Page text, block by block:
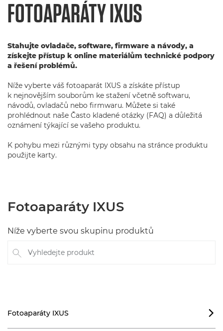
FOTOAPARÁTY IXUS
Stahujte ovladače, software, firmware a návody, a
získejte přístup k online materiálům technické podpory
a řešení problémů.
Níže vyberte váš fotoaparát IXUS a získáte přístup
k nejnovějším souborům ke stažení včetně softwaru,
návodů, ovladačů nebo firmwaru. Můžete si také
prohlédnout naše Často kladené otázky (FAQ) a důležitá
oznámení týkající se vašeho produktu.
K pohybu mezi různými typy obsahu na stránce produktu
použijte karty.
Fotoaparáty IXUS
Níže vyberte svou skupinu produktů
Vyhledejte produkt
Fotoaparáty IXUS 